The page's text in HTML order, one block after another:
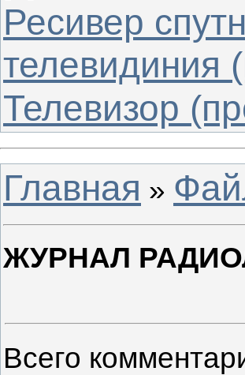
Ресивер
телевидиния
Телевизор
Главная »
ЖУРНАЛ
Всего